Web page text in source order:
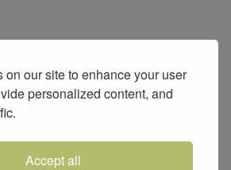
on our site to enhance your user
personalized content, and
Accept all
prispieť svojím svedectvom,
alebo chceš pomôcť iným
k rastu tohto webu?
OZVI SA NÁM!